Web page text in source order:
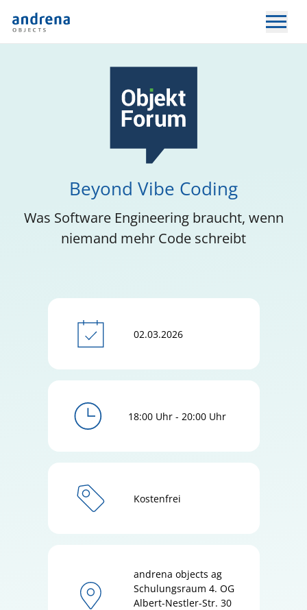
Beyond Vibe Coding
Was Software Engineering braucht, wenn
niemand mehr Code schreibt
02.03.2026
18:00 Uhr - 20:00 Uhr
Kostenfrei
andrena objects ag
Schulungsraum 4. OG
Albert-Nestler-Str. 30